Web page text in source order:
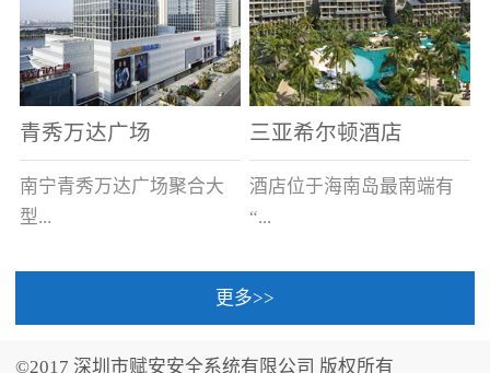
青秀万达广场
南宁青秀万达广场聚合大
型...
三亚希尔顿酒店
酒店位于海南岛最南端有
“...
中国的海岛天堂”之美称的
更多>>
©2017 深圳市赋安安全系统有限公司 版权所有